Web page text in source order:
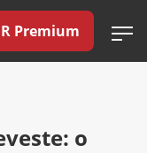
Premium
o